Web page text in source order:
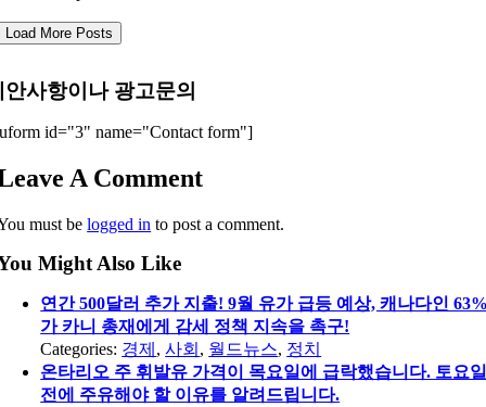
Load More Posts
안사항이나 광고문의
id="3" name="Contact form"]
A Comment
must belogged in to post a comment.
Might Also Like
연간 500달러 추가 지출! 9월 유가 급등 예상, 캐나다인
가 카니 총재에게 감세 정책 지속을 촉구!
Categories: 경제 ,사회 , 월드뉴스, 정치
온타리오 주 휘발유 가격이 목요일에 급락했습니다. 토요
전에 주유해야 할 이유를 알려드립니다.